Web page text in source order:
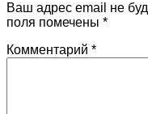
Ваш адрес email не
поля помечены *
Комментарий *